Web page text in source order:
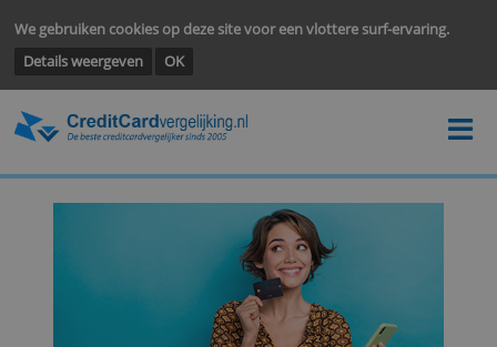
We gebruiken cookies op deze site voor een vlottere surf-
Details weergeven